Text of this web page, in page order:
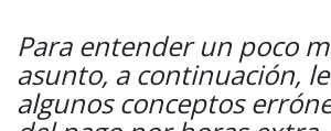
Para entender un poco
asunto, a continuación,
algunos conceptos